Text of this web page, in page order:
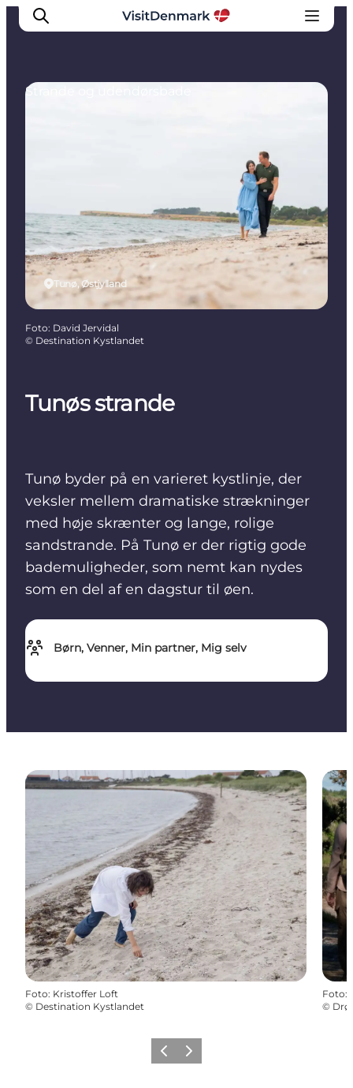
Planlæg ferien
Tunøs strande
Tunø byder på en varieret kystlinje, der
veksler mellem dramatiske strækninger
med høje skrænter og lange, rolige
sandstrande. På Tunø er der rigtig gode
bademuligheder, som nemt kan nydes
som en del af en dagstur til øen.
Børn, Venner, Min partner, Mig selv
Tunø, Østjylland
Strande og udendørsbade
Foto: David Jervidal
© Destination Kystlandet
Foto: Kristoffer Loft
© Destination Kystlandet
Foto:
©
ForrigeNæste